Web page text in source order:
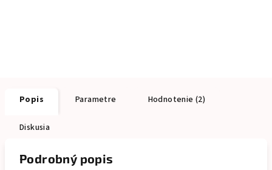
Popis Parametre Hodnotenie (2)
Diskusia
Podrobný popis